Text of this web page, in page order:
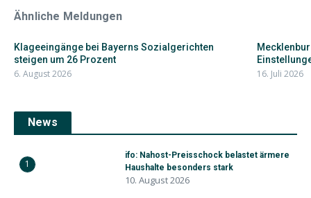
Ähnliche Meldungen
Klageeingänge bei Bayerns Sozialgerichten
steigen um 26 Prozent
6. August 2026 16. Juli 2026
News
1
ifo: Nahost-Preisschock belastet ärmere
Haushalte besonders stark
10. August 2026